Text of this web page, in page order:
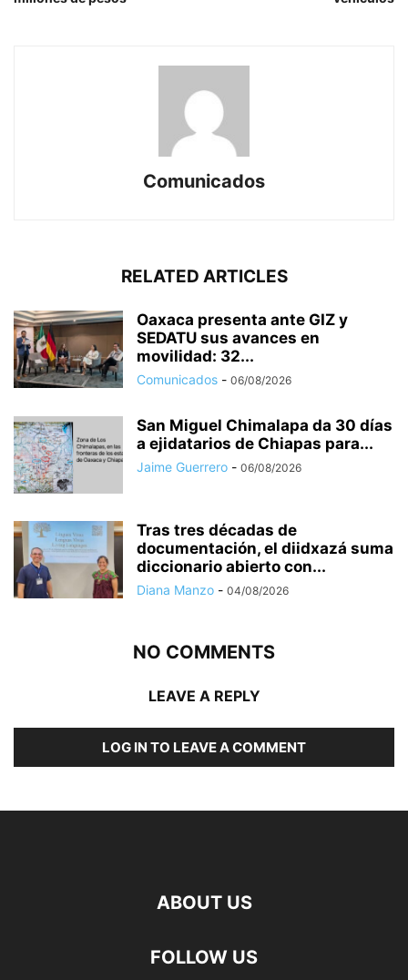
Comunicados
RELATED ARTICLES
Oaxaca presenta ante GIZ y
SEDATU sus avances en
movilidad: 32...
Comunicados - 06/08/2026
San Miguel Chimalapa da 30 días
a ejidatarios de Chiapas para...
Jaime Guerrero - 06/08/2026
Tras tres décadas de
documentación, el diidxazá suma
diccionario abierto con...
Diana Manzo - 04/08/2026
NO COMMENTS
LEAVE A REPLY
LOG IN TO LEAVE A COMMENT
ABOUT US
FOLLOW US